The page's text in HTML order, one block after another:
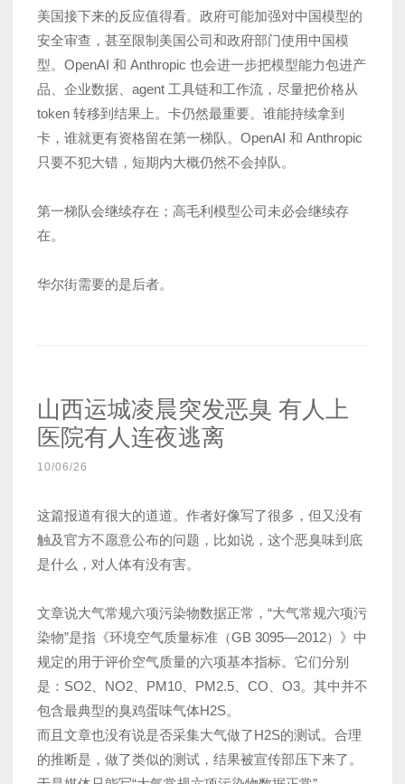
美国接下来的反应值得看。政府可能加强对中国模型的
安全审查，甚至限制美国公司和政府部门使用中国模
型。OpenAI 和 Anthropic 也会进一步把模型能力包进产
品、企业数据、agent 工具链和工作流，尽量把价格从
token 转移到结果上。卡仍然最重要。谁能持续拿到
卡，谁就更有资格留在第一梯队。OpenAI 和 Anthropic
只要不犯大错，短期内大概仍然不会掉队。
第一梯队会继续存在；高毛利模型公司未必会继续存
在。
华尔街需要的是后者。
山西运城凌晨突发恶臭 有人上
医院有人连夜逃离
10/06/26
这篇报道有很大的道道。作者好像写了很多，但又没有
触及官方不愿意公布的问题，比如说，这个恶臭味到底
是什么，对人体有没有害。
文章说大气常规六项污染物数据正常，“大气常规六项污
染物”是指《环境空气质量标准（GB 3095—2012）》中
规定的用于评价空气质量的六项基本指标。它们分别
是：SO2、NO2、PM10、PM2.5、CO、O3。其中并不
包含最典型的臭鸡蛋味气体H2S。
而且文章也没有说是否采集大气做了H2S的测试。合理
的推断是，做了类似的测试，结果被宣传部压下来了。